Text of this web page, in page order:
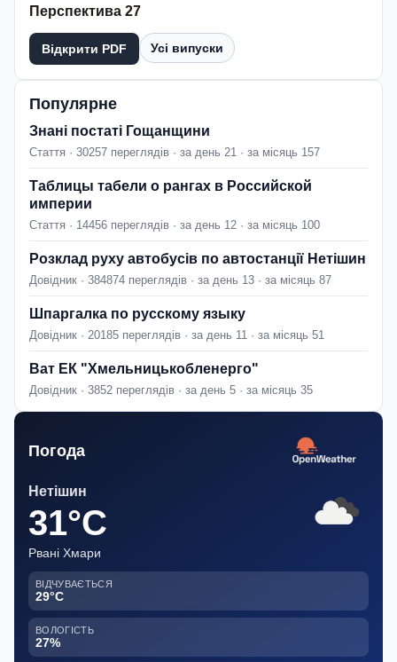
Перспектива 27
Відкрити PDF Усі випуски
Популярне
Знані постаті Гощанщини
Стаття · 30257 переглядів · за день 21 · за місяць 157
Таблицы табели о рангах в Российской
империи
Стаття · 14456 переглядів · за день 12 · за місяць 100
Розклад руху автобусів по автостанції Нетішин
Довідник · 384874 переглядів · за день 13 · за місяць 87
Шпаргалка по русскому языку
Довідник · 20185 переглядів · за день 11 · за місяць 51
Ват ЕК "Хмельницькобленерго"
Довідник · 3852 переглядів · за день 5 · за місяць 35
Погода
Нетішин
31°C
Рвані Хмари
ВІДЧУВАЄТЬСЯ
29°C
ВОЛОГІСТЬ
27%